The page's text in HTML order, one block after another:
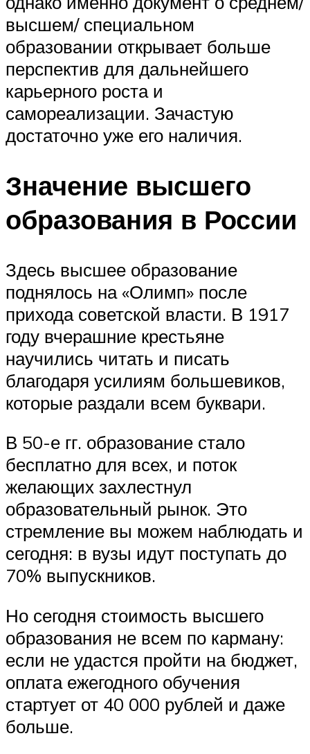
высшем/ специальном
образовании открывает больше
перспектив для дальнейшего
карьерного роста и
самореализации. Зачастую
достаточно уже его наличия.
Значение высшего
образования в России
Здесь высшее образование
поднялось на «Олимп» после
прихода советской власти. В 1917
году вчерашние крестьяне
научились читать и писать
благодаря усилиям большевиков,
которые раздали всем буквари.
В 50-е гг. образование стало
бесплатно для всех, и поток
желающих захлестнул
образовательный рынок. Это
стремление вы можем наблюдать и
сегодня: в вузы идут поступать до
70% выпускников.
Но сегодня стоимость высшего
образования не всем по карману:
если не удастся пройти на бюджет,
оплата ежегодного обучения
стартует от 40 000 рублей и даже
больше.